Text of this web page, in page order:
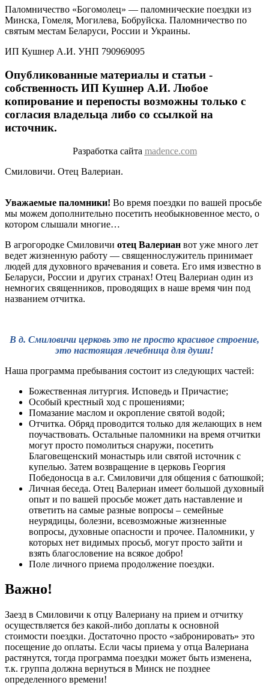
Паломничество «Богомолец» — паломнические поездки из
Минска, Гомеля, Могилева, Бобруйска. Паломничество по
святым местам Беларуси, России и Украины.
ИП Кушнер А.И. УНП 790969095
Опубликованные материалы и статьи -
собственность ИП Кушнер А.И. Любое
копирование и перепосты возможны только с
согласия владельца либо со ссылкой на
источник.
Разработка сайта madence.com
Смиловичи. Отец Валериан.
Уважаемые паломники! Во время поездки по вашей просьбе
мы можем дополнительно посетить необыкновенное место, о
котором слышали многие…
В агрогородке Смиловичи отец Валериан вот уже много лет
ведет жизненную работу — священнослужитель принимает
людей для духовного врачевания и совета. Его имя известно в
Беларуси, России и других странах! Отец Валериан один из
немногих священников, проводящих в наше время чин под
названием отчитка.
В д. Смиловичи церковь это не просто красивое строение,
это настоящая лечебница для души!
Наша программа пребывания состоит из следующих частей:
Божественная литургия. Исповедь и Причастие;
Особый крестный ход с прошениями;
Помазание маслом и окропление святой водой;
Отчитка. Обряд проводится только для желающих в нем
поучаствовать. Остальные паломники на время отчитки
могут просто помолиться снаружи, посетить
Благовещенский монастырь или святой источник с
купелью. Затем возвращение в церковь Георгия
Победоносца в а.г. Смиловичи для общения с батюшкой;
Личная беседа. Отец Валериан имеет большой духовный
опыт и по вашей просьбе может дать наставление и
ответить на самые разные вопросы – семейные
неурядицы, болезни, всевозможные жизненные
вопросы, духовные опасности и прочее. Паломники, у
которых нет видимых просьб, могут просто зайти и
взять благословение на всякое добро!
Поле личного приема продолжение поездки.
Важно!
Заезд в Смиловичи к отцу Валериану на прием и отчитку
осуществляется без какой-либо доплаты к основной
стоимости поездки. Достаточно просто «забронировать» это
посещение до оплаты. Если часы приема у отца Валериана
растянутся, тогда программа поездки может быть изменена,
т.к. группа должна вернуться в Минск не позднее
определенного времени!